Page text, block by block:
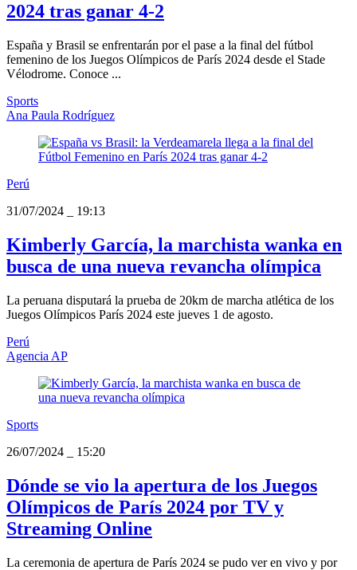
2024 tras ganar 4-2
España y Brasil se enfrentarán por el pase a la final del fútbol
femenino de los Juegos Olímpicos de París 2024 desde el Stade
Vélodrome. Conoce ...
Sports
Ana Paula Rodríguez
Perú
31/07/2024
19:13
Kimberly García, la marchista wanka en
busca de una nueva revancha olímpica
La peruana disputará la prueba de 20km de marcha atlética de los
Juegos Olímpicos París 2024 este jueves 1 de agosto.
Perú
Agencia AP
Sports
26/07/2024
15:20
Dónde se vio la apertura de los Juegos
Olímpicos de París 2024 por TV y
Streaming Online
La ceremonia de apertura de París 2024 se pudo ver en vivo y por